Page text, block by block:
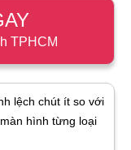
TPHCM
lệch chút ít so với
hình từng loại